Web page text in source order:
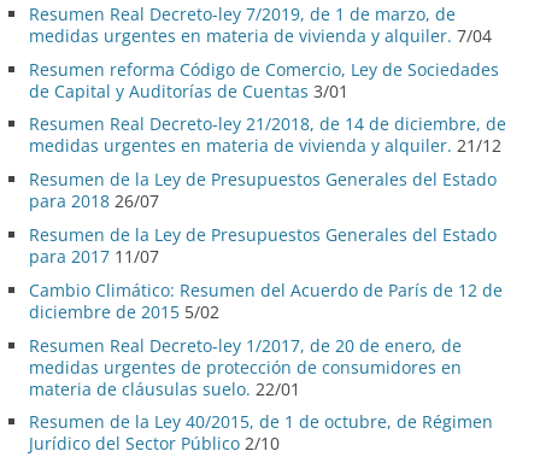
Resumen Real Decreto-ley 7/2019, de 1 de marzo, de
medidas urgentes en materia de vivienda y alquiler. 7/04
Resumen reforma Código de Comercio, Ley de Sociedades
de Capital y Auditorías de Cuentas 3/01
Resumen Real Decreto-ley 21/2018, de 14 de diciembre, de
medidas urgentes en materia de vivienda y alquiler. 21/12
Resumen de la Ley de Presupuestos Generales del Estado
para 2018 26/07
Resumen de la Ley de Presupuestos Generales del Estado
para 2017 11/07
Cambio Climático: Resumen del Acuerdo de París de 12 de
diciembre de 2015 5/02
Resumen Real Decreto-ley 1/2017, de 20 de enero, de
medidas urgentes de protección de consumidores en
materia de cláusulas suelo. 22/01
Resumen de la Ley 40/2015, de 1 de octubre, de Régimen
Jurídico del Sector Público 2/10